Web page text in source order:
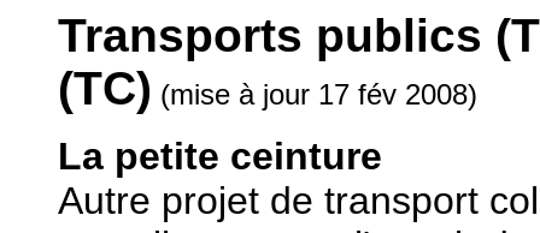
Transports publics
(TC) (mise à jour 17 fév 2008)
La petite ceinture
Autre projet de transport